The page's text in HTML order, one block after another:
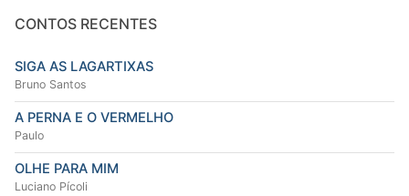
CONTOS RECENTES
SIGA AS LAGARTIXAS
Bruno Santos
A PERNA E O VERMELHO
Paulo
OLHE PARA MIM
Luciano Pícoli